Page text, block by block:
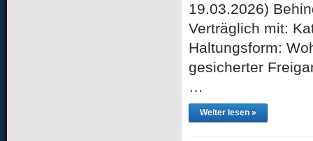
19.03.2026)
Verträglich mit:
Haltungsform:
gesicherter
…
Weiter lesen »